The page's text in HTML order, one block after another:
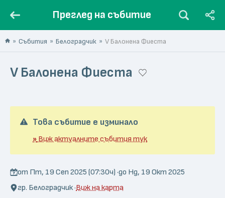
Преглед на събитие
Събития Белоградчик V Балонена Фиеста
V Балонена Фиеста
Това събитие е изминало
»Виж актуалните събития тук
от Пт, 19 Сеп 2025 (07:30ч) ·до Нд, 19 Окт 2025
гр. Белоградчик ·Виж на карта